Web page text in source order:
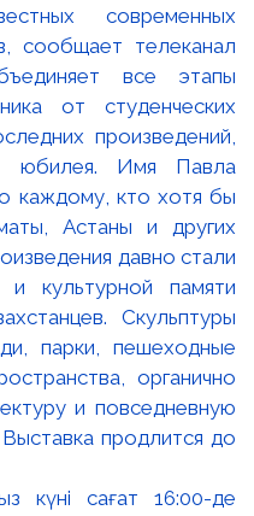
современных
сообщает телеканал
все этапы
от студенческих
произведений,
юбилея. Имя Павла
каждому, кто хотя бы
Астаны и других
давно стали
культурной памяти
Скульптуры
парки, пешеходные
органично
и повседневную
продлится до